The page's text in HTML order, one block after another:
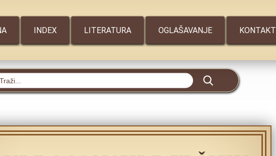
INDEX LITERATURA OGLAŠAVANJE KONTAKT